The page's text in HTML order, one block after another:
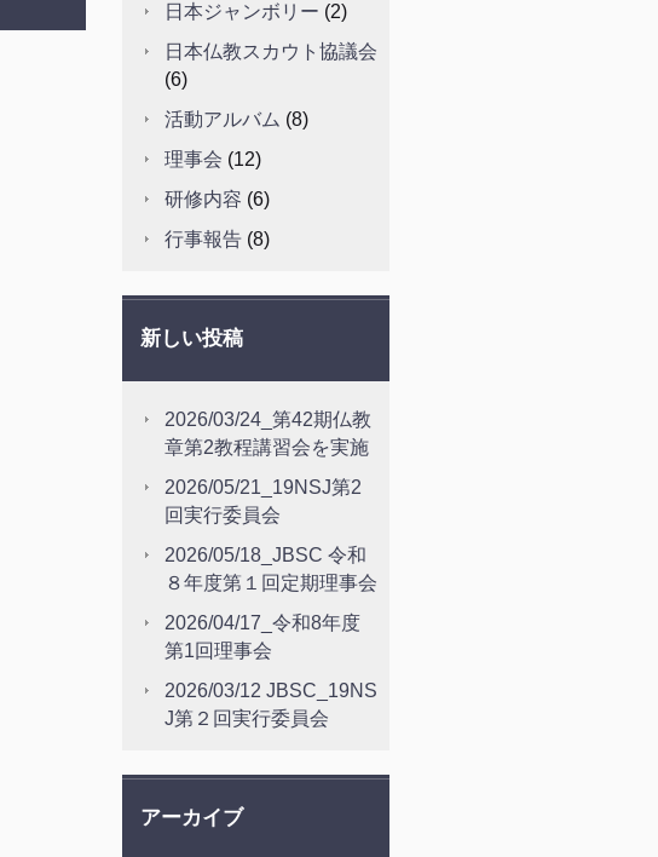
日本ジャンボリー (2)
日本仏教スカウト協議会
(6)
活動アルバム (8)
理事会 (12)
研修内容 (6)
行事報告 (8)
新しい投稿
2026/03/24_第42期仏教
章第2教程講習会を実施
2026/05/21_19NSJ第2
回実行委員会
2026/05/18_JBSC 令和
８年度第１回定期理事会
2026/04/17_令和8年度
第1回理事会
2026/03/12 JBSC_19NS
J第２回実行委員会
アーカイブ